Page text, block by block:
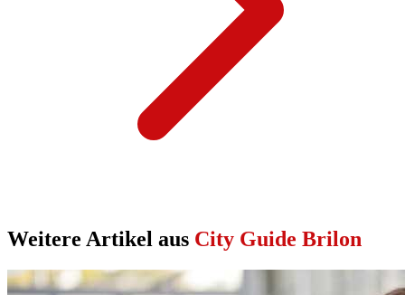
Weitere Artikel aus City Guide Brilon